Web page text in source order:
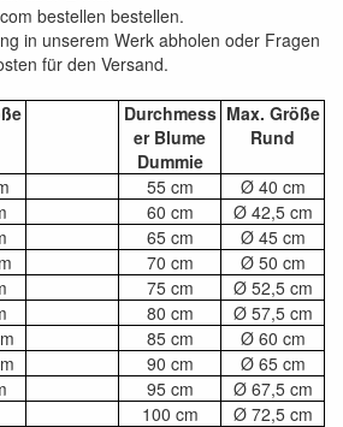
bestellen bestellen.
in unserem Werk abholen oder Fragen
für den Versand.
Durchmess
er Blume
Dummie
Max. Größe
Rund
55 cm
Ø 40 cm
60 cm
Ø 42,5 cm
65 cm
Ø 45 cm
70 cm
Ø 50 cm
75 cm
Ø 52,5 cm
80 cm
Ø 57,5 cm
85 cm
Ø 60 cm
90 cm
Ø 65 cm
95 cm
Ø 67,5 cm
100 cm
Ø 72,5 cm